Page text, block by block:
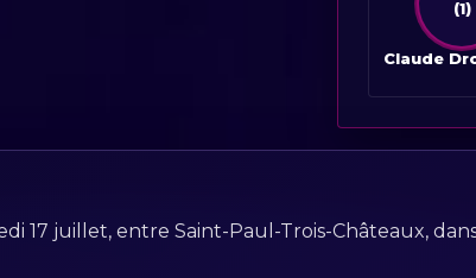
Claude
17 juillet, entre Saint-Paul-Trois-Châteaux,